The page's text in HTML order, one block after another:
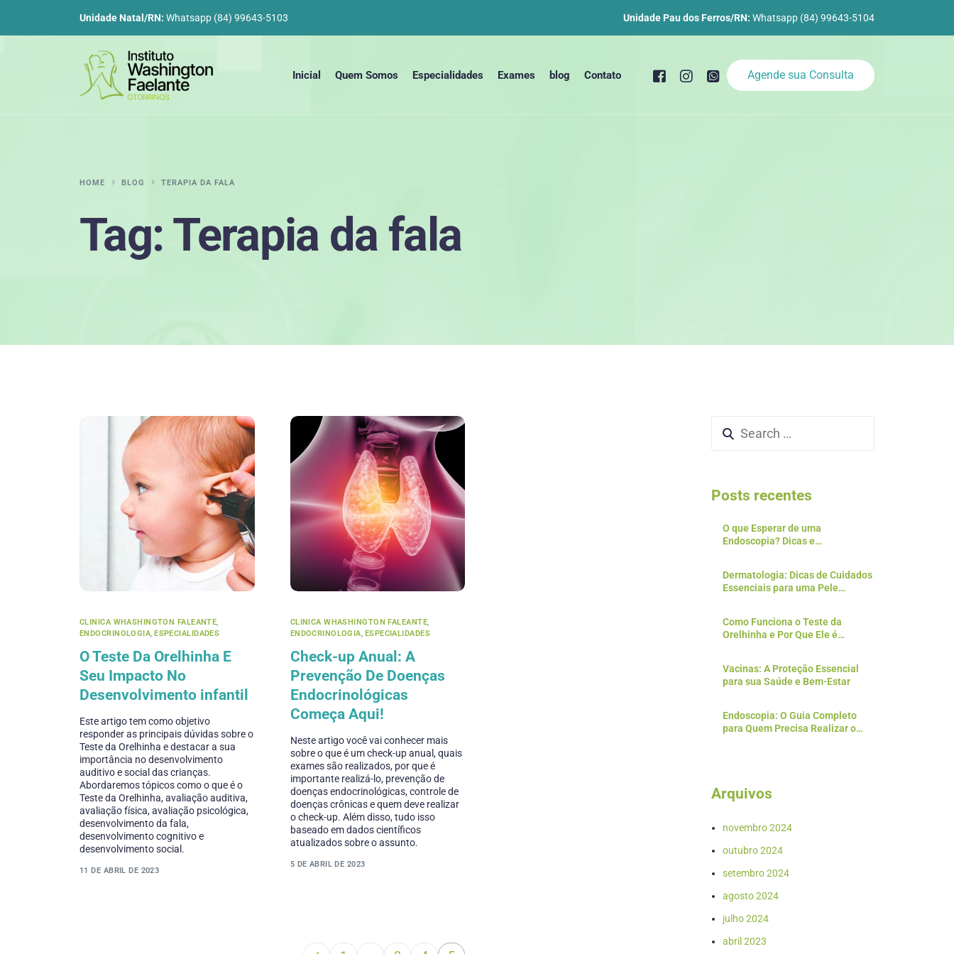
Unidade Natal/RN: Whatsapp (84) 99643-5103 Unidade Pau dos Ferros/RN: Whatsapp (84) 99643-5104
Inicial Quem Somos Especialidades Exames blog Contato Agende sua Consulta
HOME BLOG TERAPIA DA FALA
Tag:Terapia da fala
CLINICA WHASHINGTON FALEANTE,
ENDOCRINOLOGIA,ESPECIALIDADES
O Teste Da Orelhinha E
Seu Impacto No
Desenvolvimento infantil
Este artigo tem como objetivo
responder as principais dúvidas sobre o
Teste da Orelhinha e destacar a sua
importância no desenvolvimento
auditivo e social das crianças.
Abordaremos tópicos como o que é o
Teste da Orelhinha, avaliação auditiva,
avaliação física, avaliação psicológica,
desenvolvimento da fala,
desenvolvimento cognitivo e
desenvolvimento social.
11 DE ABRIL DE 2023
CLINICA WHASHINGTON FALEANTE,
ENDOCRINOLOGIA, ESPECIALIDADES
Check-up Anual: A
Prevenção De Doenças
Endocrinológicas
Começa Aqui!
Neste artigo você vai conhecer mais
sobre o que é um check-up anual, quais
exames são realizados, por que é
importante realizá-lo, prevenção de
doenças endocrinológicas, controle de
doenças crônicas e quem deve realizar
o check-up. Além disso, tudo isso
baseado em dados científicos
atualizados sobre o assunto.
5 DE ABRIL DE 2023
Posts recentes
O que Esperar de uma
Endoscopia? Dicas e
Dermatologia: Dicas de Cuidados
Essenciais para uma Pele
Como Funciona o Teste da
Orelhinha e Por Que Ele é
Vacinas: A Proteção Essencial
para sua Saúde e Bem-Estar
Endoscopia: O Guia Completo
para Quem Precisa Realizar o
Arquivos
novembro 2024
outubro 2024
setembro 2024
agosto 2024
julho 2024
abril 2023